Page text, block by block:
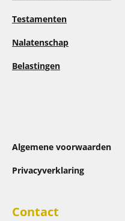
Testamenten
Nalatenschap
Belastingen
Algemene voorwaarden
Privacyverklaring
Contact